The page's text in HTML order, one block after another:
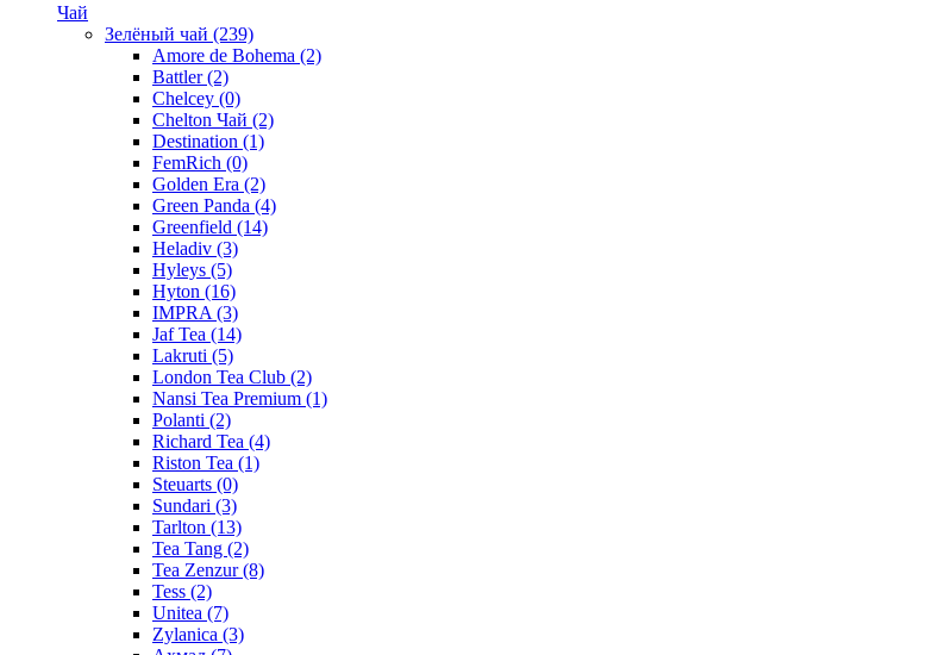
Чай
Зелёный чай (239)
Amore de Bohema (2)
Battler(2)
Chelcey (0)
Chelton Чай (2)
Destination (1)
FemRich (0)
Golden Era (2)
Green Panda (4)
Greenfield (14)
Heladiv (3)
Hyleys (5)
Hyton (16)
IMPRA (3)
Jaf Tea (14)
Lakruti (5)
London Tea Club (2)
Nansi Tea Premium (1)
Polanti (2)
Richard Tea (4)
Riston Tea (1)
Steuarts (0)
Sundari (3)
Tarlton (13)
Tea Tang (2)
Tea Zenzur(8)
Tess (2)
Unitea (7)
Zylanica (3)